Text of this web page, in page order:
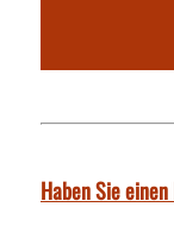
Haben Sie